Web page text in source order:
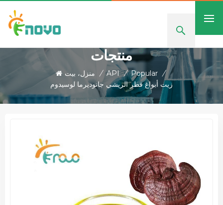
منتجات
منزل، بيت / API / Popular /
زيت أبواغ فطر الريشي جانوديرما لوسيدوم